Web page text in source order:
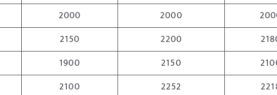
2000 2000
2150 2200
1900 2150
2100 2252